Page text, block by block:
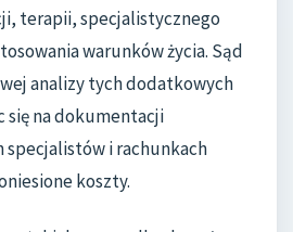
terapii, specjalistycznego
warunków życia. Sąd
analizy tych dodatkowych
się na dokumentacji
specjalistów i rachunkach
koszty.